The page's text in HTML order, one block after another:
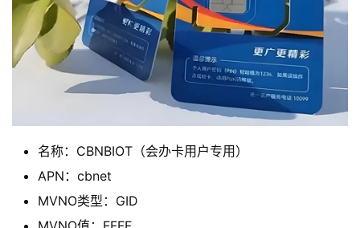
名称：CBNBIOT（会办卡用户专用）
APN：cbnet
MVNO类型：GID